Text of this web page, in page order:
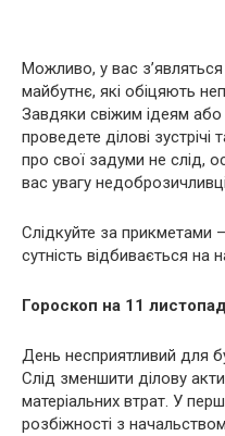
Можливо, у вас
майбутнє, які обіцяють
Завдяки свіжим ідеям або
проведете ділові
про свої задуми не слід,
вас увагу
Слідкуйте за прикметами
сутність відбивається на
Гороскоп на 11
День несприятливий для
Слід зменшити ділову
матеріальних втрат. У
розбіжності з